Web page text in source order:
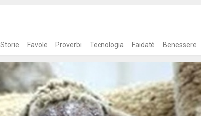
Storie Favole Proverbi Tecnologia Faidaté Benessere